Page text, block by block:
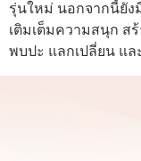
รุ่นใหม่ นอกจากนี้ยัง
เติมเต็มความสนุก ส
พบปะ แลกเปลี่ยน แ